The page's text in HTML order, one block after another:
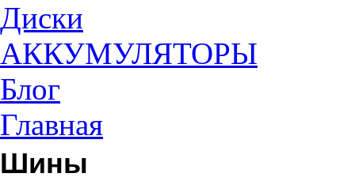
Диски
АККУМУЛЯТОРЫ
Блог
Главная
Шины